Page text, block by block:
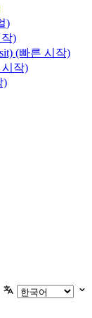
)
)
(빠른 시작)
시작)
)